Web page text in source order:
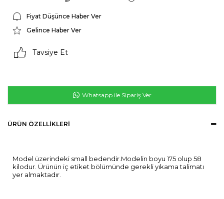
Fiyat Düşünce Haber Ver
Gelince Haber Ver
Tavsiye Et
Whatsapp ile Sipariş Ver
ÜRÜN ÖZELLIKLERI
Model üzerindeki small bedendir.Modelin boyu 175 olup 58
kilodur. Ürünün iç etiket bölümünde gerekli yıkama talimatı
yer almaktadır.